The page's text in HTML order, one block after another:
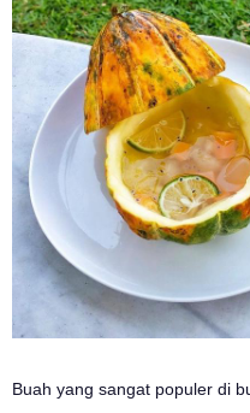
Buah yang sangat populer di